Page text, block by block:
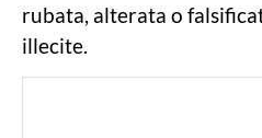
rubata, alterata o
illecite.